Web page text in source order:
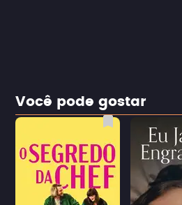
Você pode gostar